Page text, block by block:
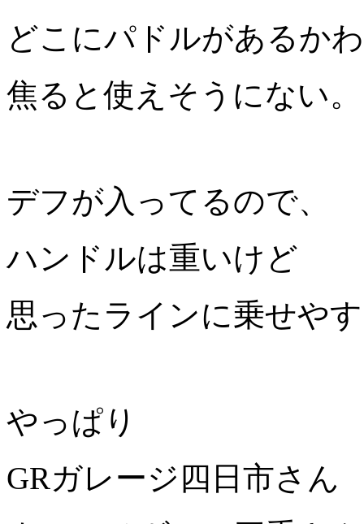
どこにパドルがあるか
焦ると使えそうにない。
デフが入ってるので、
ハンドルは重いけど
思ったラインに乗せや
やっぱり
GRガレージ四日市さん